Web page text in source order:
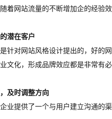
着网站流量的不断增加企的经验效
潜在客户
针对网站风格设计提出的，好的
文化，形成品牌效应都是非常有
及时调整方向
业提供了一个与用户建立沟通的